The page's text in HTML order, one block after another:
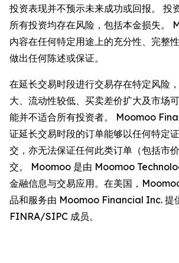
投资表现并不预示未来成功或回报。 投
所有投资均存在风险，包括本金损失。
内容在任何特定用途上的充分性、完整
做出任何陈述或保证。
在延长交易时段进行交易存在特定风险
大、流动性较低、买卖差价扩大及市场
能并不适合所有投资者。 Moomoo
证延长交易时段的订单能够以任何特定
交，亦无法保证任何此类订单（包括市
交。 Moomoo 是由 Moomoo
金融信息与交易应用。在美国，
品和服务由 Moomoo Financial Inc. 提
FINRA/SIPC 成员。